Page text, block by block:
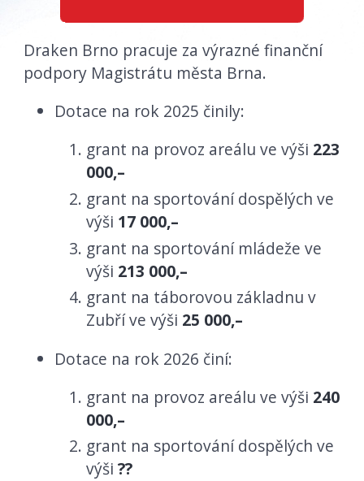
Draken Brno pracuje za výrazné finanční
podpory Magistrátu města Brna.
Dotace na rok 2025 činily:
grant na provoz areálu ve výši 223
000,–
grant na sportování dospělých ve
výši 17 000,–
grant na sportování mládeže ve
výši 213 000,–
grant na táborovou základnu v
Zubří ve výši 25 000,–
Dotace na rok 2026 činí:
grant na provoz areálu ve výši 240
000,–
grant na sportování dospělých ve
výši ??